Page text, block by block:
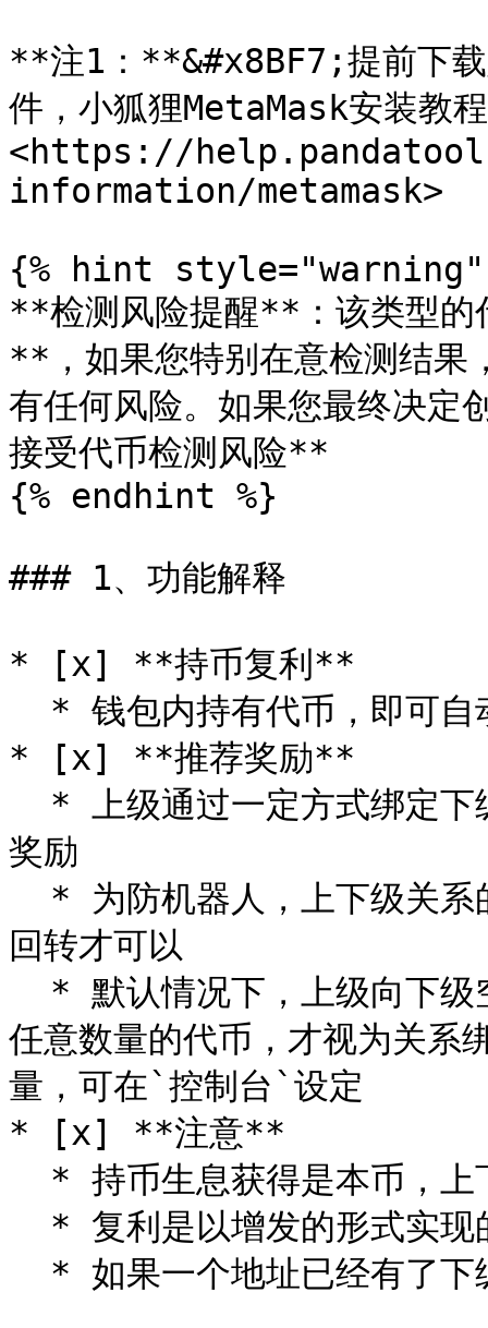
**注1：**&#x8BF7;提前下载
件，小狐狸MetaMask安装教
<https://
information/metamask>
{% hint style="warning"
**检测风险提醒**：该类型的
**，如果您特别在意检测结果
有任何风险。如果您最终决定
接受代币检测风险**
{% endhint %}
### 1、功能解释
* [x] **持币复利**
* [x] **推荐奖励**
奖励
回转才可以
任意数量的代币，才视为关系
量，可在`控制台`设定
* [x] **注意**